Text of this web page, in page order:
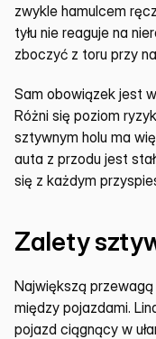
zwykle hamulcem
tyłu nie reaguje na
zboczyć z toru przy
Sam obowiązek jest
Różni się poziom
sztywnym holu ma
auta z przodu jest
się z każdym
Zalety
Największą
między pojazdami.
pojazd ciągnący w